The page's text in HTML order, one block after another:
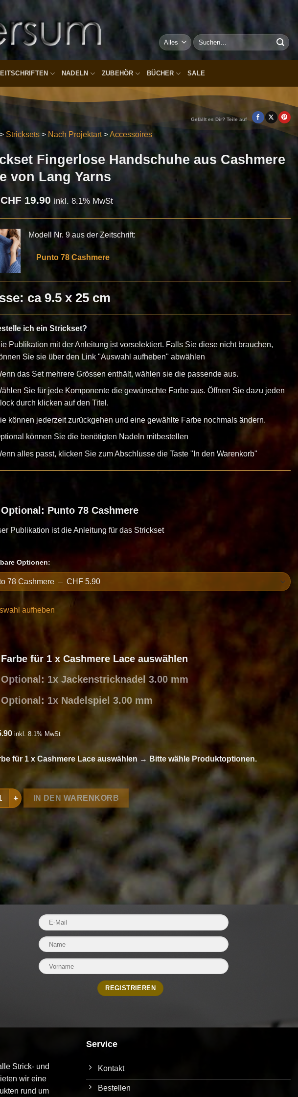
Suchen
nach:
NADELN ZUBEHÖR BÜCHER SALE
Gefällt es Dir? Teile auf
> Stricksets > Nach Projektart>Accessoires
Fingerlose Handschuhe aus Cashmere
von Lang Yarns
CHF 19.90 inkl. 8.1% MwSt
Modell Nr. 9 aus der Zeitschrift:
Punto 78 Cashmere
ca 9.5 x 25 cm
ich ein Strickset?
Publikation mit der Anleitung ist vorselektiert. Falls Sie diese nicht brauchen,
Sie sie über den Link "Auswahl aufheben" abwählen
das Set mehrere Grössen enthält, wählen sie die passende aus.
Sie für jede Komponente die gewünschte Farbe aus. Öffnen Sie dazu jeden
durch klicken auf den Titel.
können jederzeit zurückgehen und eine gewählte Farbe nochmals ändern.
können Sie die benötigten Nadeln mitbestellen
alles passt, klicken Sie zum Abschlusse die Taste "In den Warenkorb"
Optional: Punto 78 Cashmere
Publikation ist die Anleitung für das Strickset
Optionen:
aufheben
Farbe für 1 x Cashmere Lace auswählen
Optional: 1x Jackenstricknadel 3.00 mm
Optional: 1x Nadelspiel 3.00 mm
inkl. 8.1% MwSt
für 1 x Cashmere Lace auswählen → Bitte wähle Produktoptionen.
Fingerlose Handschuhe aus Cashmere Lace von Lang Yarns Menge
IN DEN WARENKORB
Strick- und
wir eine
rund um
Service
Kontakt
Bestellen